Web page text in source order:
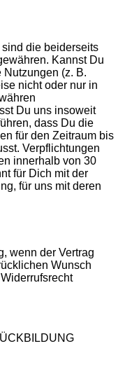
die beiderseits
Kannst Du
(z. B.
nicht oder nur in
Du uns insoweit
dass Du die
für den Zeitraum bis
Verpflichtungen
innerhalb von 30
für Dich mit der
für uns mit deren
wenn der Vertrag
Wunsch